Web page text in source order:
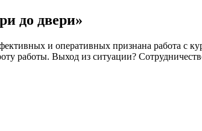
до двери»
и оперативных признана работа с
работы. Выход из ситуации?